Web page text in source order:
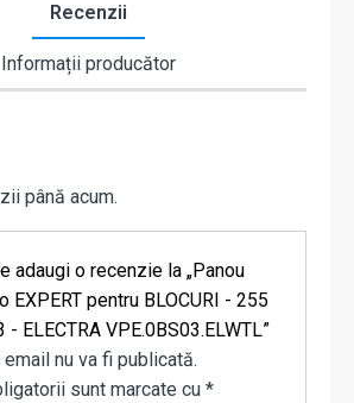
Recenzii
Informații producător
până acum.
adaugi o recenzie la „Panou
EXPERT pentru BLOCURI - 255
- ELECTRA VPE.0BS03.ELWTL”
nu va fi publicată.
sunt marcate cu *